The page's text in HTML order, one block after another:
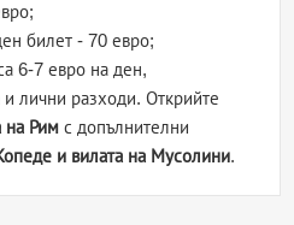
билет - 70 евро;
6-7 евро на ден,
лични разходи. Открийте
на Рим с допълнителни
и вилата на Мусолини.